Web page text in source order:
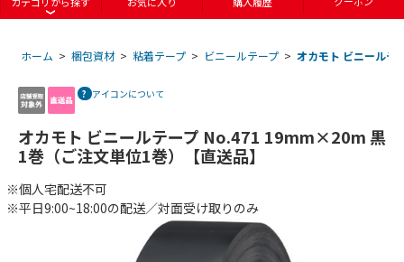
ホーム > 梱包資材 > 粘着テープ > ビニールテープ > オカモト ビニール
アイコンについて
オカモト ビニールテープ No.471 19mm×20m 黒
1巻（ご注文単位1巻）【直送品】
※個人宅配送不可
※平日9:00~18:00の配送／対面受け取りのみ